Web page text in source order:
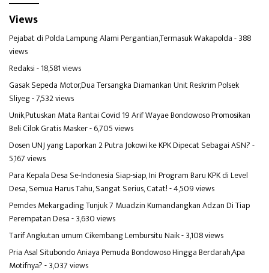
Views
Pejabat di Polda Lampung Alami Pergantian,Termasuk Wakapolda- 388
views
Redaksi- 18,581 views
Gasak Sepeda Motor,Dua Tersangka Diamankan Unit Reskrim Polsek
Sliyeg- 7,532 views
Unik,Putuskan Mata Rantai Covid 19 Arif Wayae Bondowoso Promosikan
Beli Cilok Gratis Masker- 6,705 views
Dosen UNJ yang Laporkan 2 Putra Jokowi ke KPK Dipecat Sebagai ASN?-
5,167 views
Para Kepala Desa Se-Indonesia Siap-siap, Ini Program Baru KPK di Level
Desa, Semua Harus Tahu, Sangat Serius, Catat!- 4,509 views
Pemdes Mekargading Tunjuk 7 Muadzin Kumandangkan Adzan Di Tiap
Perempatan Desa- 3,630 views
Tarif Angkutan umum Cikembang Lembursitu Naik- 3,108 views
Pria Asal Situbondo Aniaya Pemuda Bondowoso Hingga Berdarah,Apa
Motifnya?- 3,037 views